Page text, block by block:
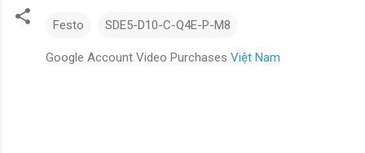
Festo SDE5-D10-C-Q4E-P-M8
Google Account Video Purchases Việt Nam